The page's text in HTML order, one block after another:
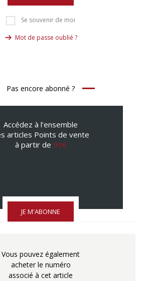
Se souvenir de moi
Mot de passe oublié ?
Pas encore abonné ?
Accédez à l’ensemble
articles Points de vente
à partir de 95€
JE M'ABONNE
Vous pouvez également
acheter le numéro
associé à cet article